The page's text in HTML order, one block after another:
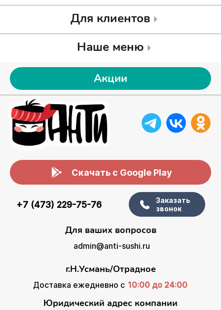
Для клиентов
Наше меню
Акции
Скачать с Google Play
+7 (473) 229-75-76
Заказать
звонок
Для ваших вопросов
admin@anti-sushi.ru
г.Н.Усмань/Отрадное
Доставка ежедневно с 10:00 до 24:00
Юридический адрес компании